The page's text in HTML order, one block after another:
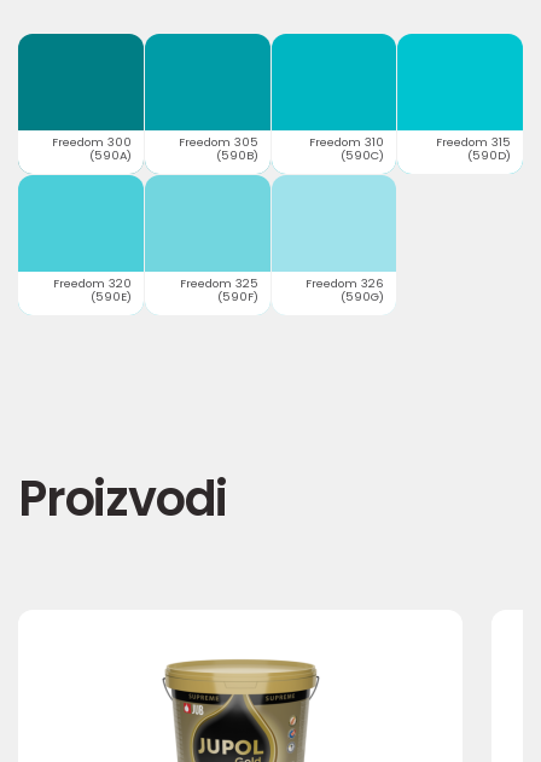
Freedom 300
(590A)
Freedom 305
(590B)
Freedom 310
(590C)
Freedom 315
(590D)
Freedom 320
(590E)
Freedom 325
(590F)
Freedom 326
(590G)
Proizvodi